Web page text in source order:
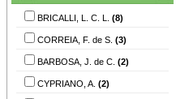
BRICALLI, L. C. L. (8)
CORREIA, F. de S. (3)
BARBOSA, J. de C. (2)
CYPRIANO, A. (2)